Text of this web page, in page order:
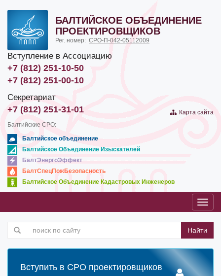
БАЛТИЙСКОЕ ОБЪЕДИНЕНИЕ
ПРОЕКТИРОВЩИКОВ
Рег. номер: СРО-П-042-05112009
Вступление в Ассоциацию
+7 (812) 251-10-50
+7 (812) 251-00-10
Секретариат
+7 (812) 251-31-01
Карта сайта
Балтийские СРО:
Балтийское объединение
Балтийское Объединение Изыскателей
БалтЭнергоЭффект
БалтСпецПожБезопасность
Балтийское Объединение Кадастровых Инженеров
Найти
Вступить в СРО проектировщиков